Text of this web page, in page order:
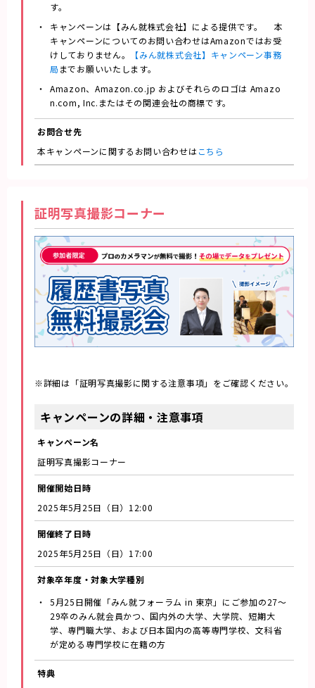
す。
キャンペーンは【みん就株式会社】による提供です。 本
キャンペーンについてのお問い合わせはAmazonではお受
けしておりません。
【みん就株式会社】キャンペーン事務
局 までお願いいたします。
Amazon、Amazon.co.jp およびそれらのロゴは Amazo
n.com, Inc.またはその関連会社の商標です。
お問合せ先
本キャンペーンに関するお問い合わせはこちら
証明写真撮影コーナー
※詳細は「証明写真撮影に関する注意事項」をご確認ください。
キャンペーンの詳細・注意事項
キャンペーン名
証明写真撮影コーナー
開催開始日時
2025年5月25日（日）12:00
開催終了日時
2025年5月25日（日）17:00
対象卒年度・対象大学種別
5月25日開催「みん就フォーラム in 東京」にご参加の27～
29卒のみん就会員かつ、国内外の大学、大学院、短期大
学、専門職大学、および日本国内の高等専門学校、文科省
が定める専門学校に在籍の方
特典